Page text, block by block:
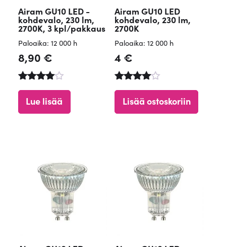
Airam GU10 LED -
kohdevalo, 230 lm,
2700K, 3 kpl/pakkaus
Paloaika: 12 000 h
8,90 €
tuotteesta
4.75
Lue lisää
Airam GU10 LED
kohdevalo, 230 lm,
2700K
Paloaika: 12 000 h
4 €
tuotteesta
4.77
Lisää ostoskoriin